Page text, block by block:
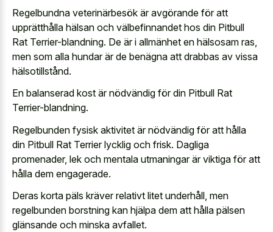
Regelbundna veterinärbesök är avgörande för att
upprätthålla hälsan och välbefinnandet hos din Pitbull
Rat Terrier-blandning. De är i allmänhet en hälsosam ras,
men som alla hundar är de benägna att drabbas av vissa
hälsotillstånd.
En balanserad kost är nödvändig för din Pitbull Rat
Terrier-blandning.
Regelbunden fysisk aktivitet är nödvändig för att hålla
din Pitbull Rat Terrier lycklig och frisk. Dagliga
promenader, lek och mentala utmaningar är viktiga för att
hålla dem engagerade.
Deras korta päls kräver relativt litet underhåll, men
regelbunden borstning kan hjälpa dem att hålla pälsen
glänsande och minska avfallet.